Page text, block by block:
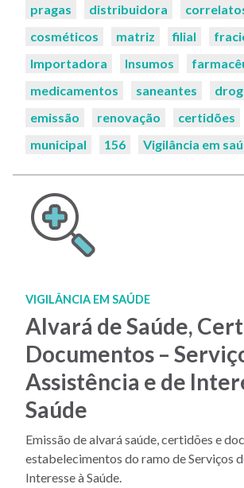
pragas
distribuidora
cosméticos
matriz filial
Importadora
Insumos
medicamentos
saneantes
emissão
renovação certidões
municipal
156 Vigilância em
VIGILÂNCIA EM SAÚDE
Alvará de Saúde,
Documentos –
Assistência e de
Saúde
Emissão de alvará saúde, certidões e
estabelecimentos do ramo de Serviços
Interesse à Saúde.